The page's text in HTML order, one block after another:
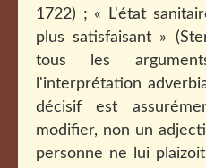
1722) ; « L'état
plus satisfaisant »
tous les
l'interprétation
décisif est
modifier, non un
personne ne lui